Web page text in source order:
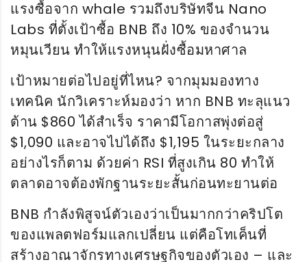
แรงซื้อจาก whale รวมถึงบริษัทจีน Nano
Labs ที่ตั้งเป้าซื้อ BNB ถึง 10% ของจำนวน
หมุนเวียน ทำให้แรงหนุนฝั่งซื้อมหาศาล
เป้าหมายต่อไปอยู่ที่ไหน? จากมุมมองทาง
เทคนิค นักวิเคราะห์มองว่า หาก BNB ทะลุแนว
ต้าน $860 ได้สำเร็จ ราคามีโอกาสพุ่งต่อสู่
$1,090 และอาจไปได้ถึง $1,195 ในระยะกลาง
อย่างไรก็ตาม ด้วยค่า RSI ที่สูงเกิน 80 ทำให้
ตลาดอาจต้องพักฐานระยะสั้นก่อนทะยานต่อ
BNB กำลังพิสูจน์ตัวเองว่าเป็นมากกว่าคริปโต
ของแพลตฟอร์มแลกเปลี่ยน แต่คือโทเค็นที่
สร้างอาณาจักรทางเศรษฐกิจของตัวเอง – และ